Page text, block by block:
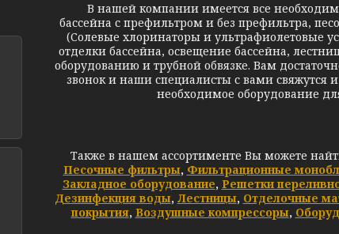
В нашей компании имеется все
бассейна с префильтром и без префильтра,
(Солевые хлоринаторы и ультрафиолетовые
отделки бассейна, освещение бассейна,
оборудованию и трубной обвязке. Вам
звонок и наши специалисты с вами свяжутся
необходимое оборудование
Также в нашем ассортименте Вы можете
Песочные фильтры, Фильтрационные
Закладное оборудование, Решетки
Дезинфекция воды, Лестницы, Отделочные
покрытия, Воздушные компрессоры,